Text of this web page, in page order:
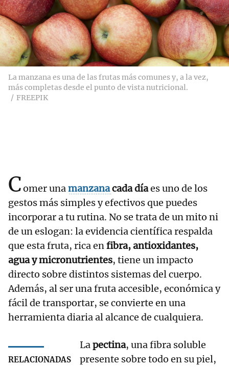
La manzana es una de las frutas más comunes y, a la vez,
más completas desde el punto de vista nutricional.
FREEPIK
Comer unamanzanacada díaes uno de los
gestos más simples y efectivos que puedes
incorporar a tu rutina. No se trata de un mito ni
de un eslogan: la evidencia científica respalda
que esta fruta, rica enfibra, antioxidantes,
agua y micronutrientes, tiene un impacto
directo sobre distintos sistemas del cuerpo.
Además, al ser una fruta accesible, económica y
fácil de transportar, se convierte en una
herramienta diaria al alcance de cualquiera.
RELACIONADAS
Lapectina, una fibra soluble
presente sobre todo en su piel,